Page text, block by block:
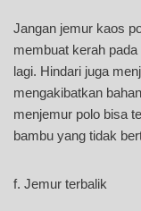
Jangan jemur kaos
membuat kerah
lagi. Hindari juga
mengakibatkan
menjemur polo bisa
bambu yang tidak
f. Jemur terbalik